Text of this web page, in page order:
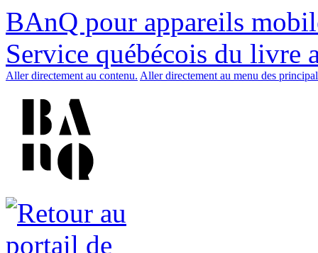
BAnQ pour appareils
Service québécois du livre
Aller directement au contenu. Aller directement au menu des